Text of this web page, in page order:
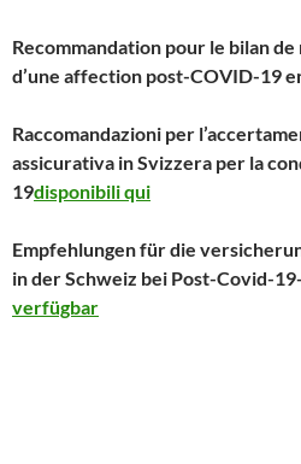
Recommandation pour le bilan de
d’une affection post-COVID-19
Raccomandazioni per
assicurativa in Svizzera per la
19disponibili qui
Empfehlungen für die
in der Schweiz bei Post-Covid-
verfügbar